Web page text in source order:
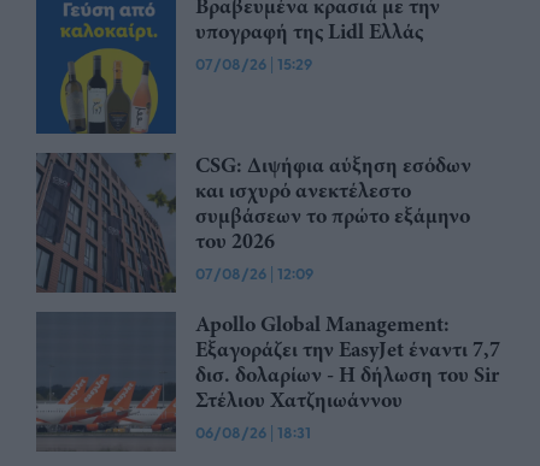
Βραβευμένα κρασιά με την
υπογραφή της Lidl Ελλάς
07/08/26 | 15:29
CSG: Διψήφια αύξηση εσόδων
και ισχυρό ανεκτέλεστο
συμβάσεων το πρώτο εξάμηνο
του 2026
07/08/26 | 12:09
Apollo Global Management:
Εξαγοράζει την EasyJet έναντι 7,7
δισ. δολαρίων - Η δήλωση του Sir
Στέλιου Χατζηιωάννου
06/08/26 | 18:31